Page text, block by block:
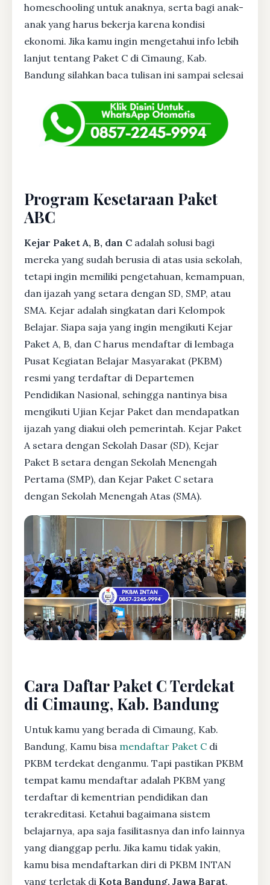
homeschooling untuk anaknya, serta bagi anak-
anak yang harus bekerja karena kondisi
ekonomi. Jika kamu ingin mengetahui info lebih
lanjut tentang Paket C di Cimaung, Kab.
Bandung silahkan baca tulisan ini sampai selesai
Program Kesetaraan Paket
ABC
Kejar Paket A, B, dan C adalah solusi bagi
mereka yang sudah berusia di atas usia sekolah,
tetapi ingin memiliki pengetahuan, kemampuan,
dan ijazah yang setara dengan SD, SMP, atau
SMA. Kejar adalah singkatan dari Kelompok
Belajar. Siapa saja yang ingin mengikuti Kejar
Paket A, B, dan C harus mendaftar di lembaga
Pusat Kegiatan Belajar Masyarakat (PKBM)
resmi yang terdaftar di Departemen
Pendidikan Nasional, sehingga nantinya bisa
mengikuti Ujian Kejar Paket dan mendapatkan
ijazah yang diakui oleh pemerintah. Kejar Paket
A setara dengan Sekolah Dasar (SD), Kejar
Paket B setara dengan Sekolah Menengah
Pertama (SMP), dan Kejar Paket C setara
dengan Sekolah Menengah Atas (SMA).
Cara Daftar Paket C Terdekat
di Cimaung, Kab. Bandung
Untuk kamu yang berada di Cimaung, Kab.
Bandung, Kamu bisa mendaftar Paket C di
PKBM terdekat denganmu. Tapi pastikan PKBM
tempat kamu mendaftar adalah PKBM yang
terdaftar di kementrian pendidikan dan
terakreditasi. Ketahui bagaimana sistem
belajarnya, apa saja fasilitasnya dan info lainnya
yang dianggap perlu. Jika kamu tidak yakin,
kamu bisa mendaftarkan diri di PKBM INTAN
yang terletak di Kota Bandung, Jawa Barat.